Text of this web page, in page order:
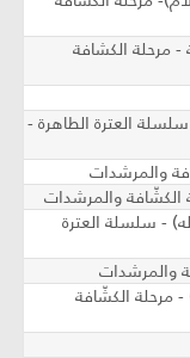
- مرحلة الكشافة
العترة الطاهرة -
والمرشدات
الكشّافة والمرشدات
- سلسلة العترة
والمرشدات
مرحلة الكشّافة